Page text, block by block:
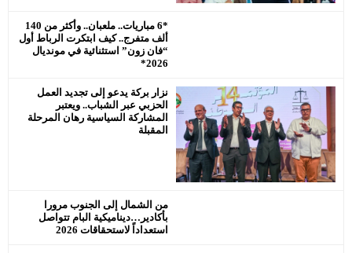
*6 مباريات.. ملعبان.. وأكثر من 140
ألف متفرج.. كيف ابتكرت الرباط أول
“فان زون” استثنائية في مونديال
2026*
نزار بركة يدعو إلى تجديد العمل
الحزبي عبر الشباب.. ويعتبر
المشاركة السياسية رهان المرحلة
المقبلة
من الشمال إلى الجنوب مرورا
بأكادير…ديناميكية البام تتواصل
استعداداً لاستحقاقات 2026